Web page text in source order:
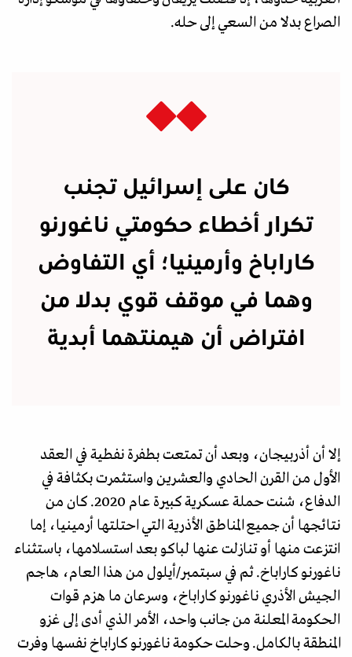
الصراع بدلا من السعي إلى حله.
كان على إسرائيل تجنب
تكرار أخطاء حكومتي ناغورنو
كاراباخ وأرمينيا؛ أي التفاوض
وهما في موقف قوي بدلا من
افتراض أن هيمنتهما أبدية
إلا أن أذربيجان، وبعد أن تمتعت بطفرة نفطية في العقد
الأول من القرن الحادي والعشرين واستثمرت بكثافة في
الدفاع، شنت حملة عسكرية كبيرة عام 2020. كان من
نتائجها أن جميع المناطق الأذرية التي احتلتها أرمينيا، إما
انتزعت منها أو تنازلت عنها لباكو بعد استسلامها، باستثناء
ناغورنو كاراباخ. ثم في سبتمبر/أيلول من هذا العام، هاجم
الجيش الأذري ناغورنو كاراباخ، وسرعان ما هزم قوات
الحكومة المعلنة من جانب واحد، الأمر الذي أدى إلى غزو
المنطقة بالكامل. وحلت حكومة ناغورنو كاراباخ نفسها وفرت